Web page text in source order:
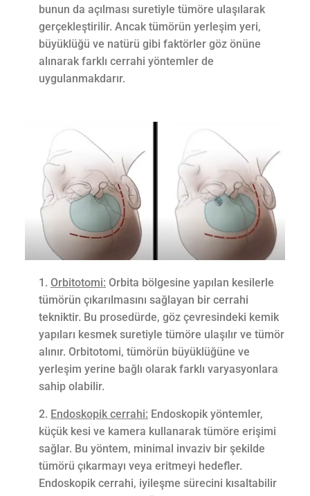
bunun da açılması suretiyle tümöre ulaşılarak
gerçekleştirilir. Ancak tümörün yerleşim yeri,
büyüklüğü ve natürü gibi faktörler göz önüne
alınarak farklı cerrahi yöntemler de
uygulanmakdarır.
Orbitotomi: Orbita bölgesine yapılan kesilerle
tümörün çıkarılmasını sağlayan bir cerrahi
tekniktir. Bu prosedürde, göz çevresindeki kemik
yapıları kesmek suretiyle tümöre ulaşılır ve tümör
alınır. Orbitotomi, tümörün büyüklüğüne ve
yerleşim yerine bağlı olarak farklı varyasyonlara
sahip olabilir.
Endoskopik cerrahi: Endoskopik yöntemler,
küçük kesi ve kamera kullanarak tümöre erişimi
sağlar. Bu yöntem, minimal invaziv bir şekilde
tümörü çıkarmayı veya eritmeyi hedefler.
Endoskopik cerrahi, iyileşme sürecini kısaltabilir